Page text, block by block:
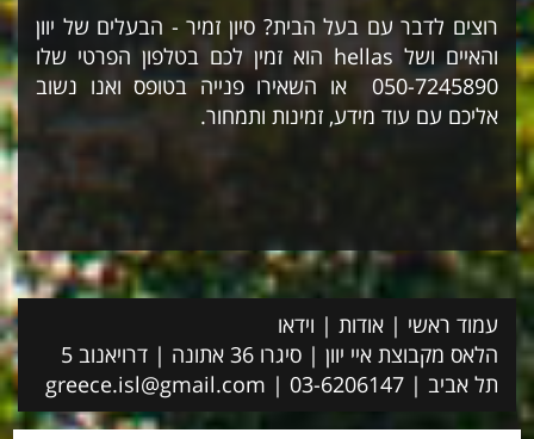
רוצים לדבר עם בעל הבית? סיון זמיר - הבעלים של יוון
והאיים ושל hellas הוא זמין לכם בטלפון הפרטי שלו
050-7245890 או
השאירו פנייה בטופסואנו נשוב
אליכם עם עוד מידע, זמינות ותמחור.
עמוד ראשי | אודות | וידאו
הלאס מקבוצת איי יוון | סיגרו 36 אתונה | דרויאנוב 5
תל אביב | 03-6206147 |
greece.isl@gmail.com